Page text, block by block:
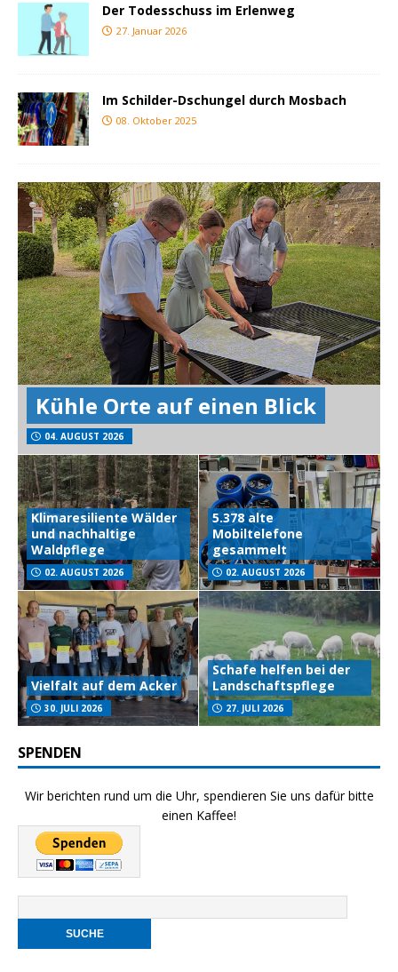
Der Todesschuss im Erlenweg
27. Januar 2026
Im Schilder-Dschungel durch Mosbach
08. Oktober 2025
Kühle Orte auf einen Blick
04. AUGUST 2026
Klimaresiliente Wälder
und nachhaltige
Waldpflege
02. AUGUST 2026
5.378 alte
Mobiltelefone
gesammelt
02. AUGUST 2026
Vielfalt auf dem Acker
30. JULI 2026
Schafe helfen bei der
Landschaftspflege
27. JULI 2026
SPENDEN
Wir berichten rund um die Uhr, spendieren Sie uns dafür bitte
einen Kaffee!